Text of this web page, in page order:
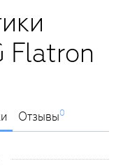
Flatron
Отзывы0